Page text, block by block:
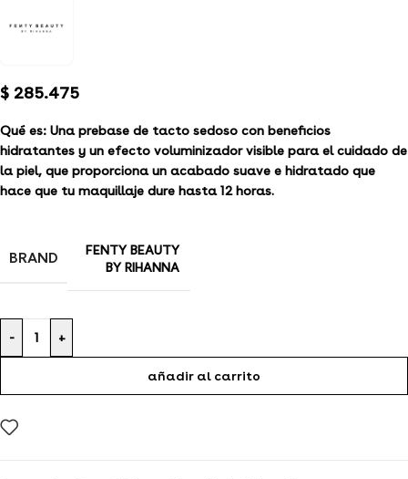
$ 285.475
Qué es: Una prebase de tacto sedoso con beneficios
hidratantes y un efecto voluminizador visible para el cuidado de
la piel, que proporciona un acabado suave e hidratado que
hace que tu maquillaje dure hasta 12 horas.
BRAND
FENTY BEAUTY
BY RIHANNA
- +
añadir al carrito